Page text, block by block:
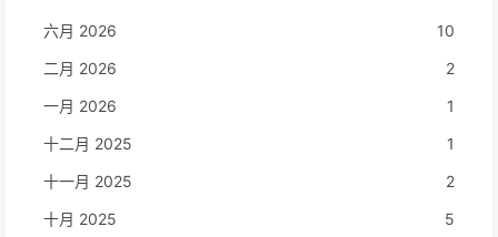
六月 2026
10
二月 2026
2
一月 2026
1
十二月 2025
1
十一月 2025
2
十月 2025
5